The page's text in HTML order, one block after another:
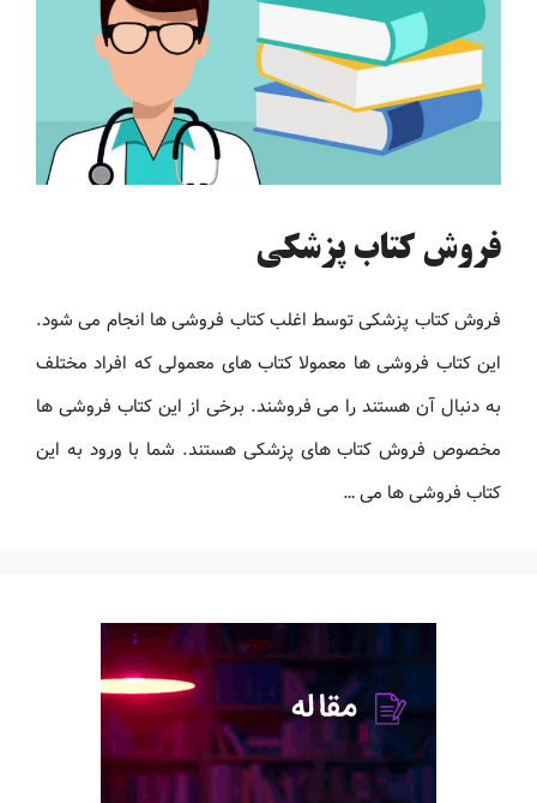
فروش کتاب پزشکی
فروش کتاب پزشکی توسط اغلب کتاب فروشی ها انجام می شود.
این کتاب فروشی ها معمولا کتاب های معمولی که افراد مختلف
به دنبال آن هستند را می فروشند. برخی از این کتاب فروشی ها
مخصوص فروش کتاب های پزشکی هستند. شما با ورود به این
کتاب فروشی ها می …